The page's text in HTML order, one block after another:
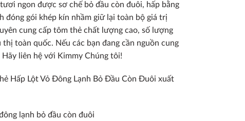
ngon được sơ chế bỏ đầu còn đuôi, hấp bằng
đóng gói khép kín nhầm giữ lại toàn bộ giá trị
cung cấp tôm thẻ chất lượng cao, số lượng
thị toàn quốc. Nếu các bạn đang cần nguồn cung
liên hệ với Kimmy Chúng tôi!
Hấp Lột Vỏ Đông Lạnh Bỏ Đầu Còn Đuôi xuất
lạnh bỏ đầu còn đuôi